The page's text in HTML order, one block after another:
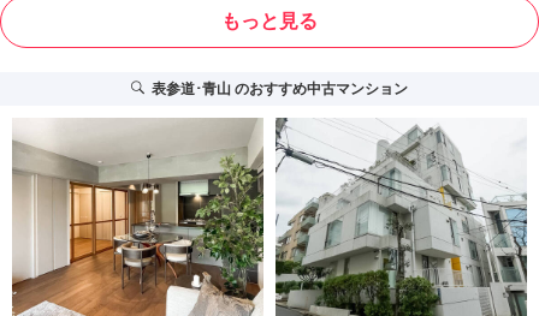
もっと見る
表参道･青山のおすすめ中古マンション